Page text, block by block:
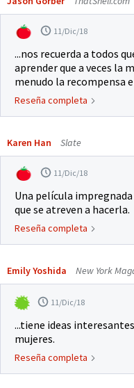
11/Dic/18
...nos recuerda a todos
aprender que a veces la
menudo la recompensa
Reseña completa
Karen Han Slate
11/Dic/18
Una película
que se atreven a hacerla.
Reseña completa
Emily Yoshida New York
11/Dic/18
...tiene ideas
mujeres.
Reseña completa